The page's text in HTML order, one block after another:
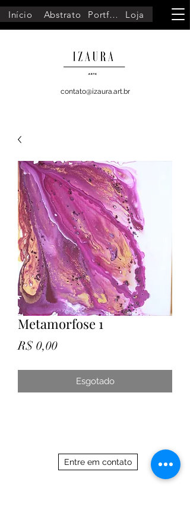
Início Abstrato Portfólio Loja
contato@izaura.art.br
Metamorfose 1
R$ 0,00Preço
Esgotado
Entre em contato